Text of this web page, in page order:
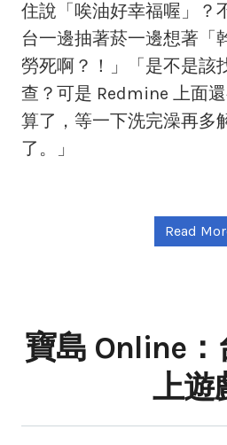
住說「唉油好幸福喔」？
台一邊抽著菸一邊想著「
勞死啊？！」「是不是該
查？可是 Redmine 上面
算了，等一下洗完澡再多
了。」
Read
寶島 Online
上遊